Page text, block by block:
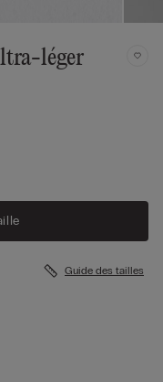
léger
Guide des tailles